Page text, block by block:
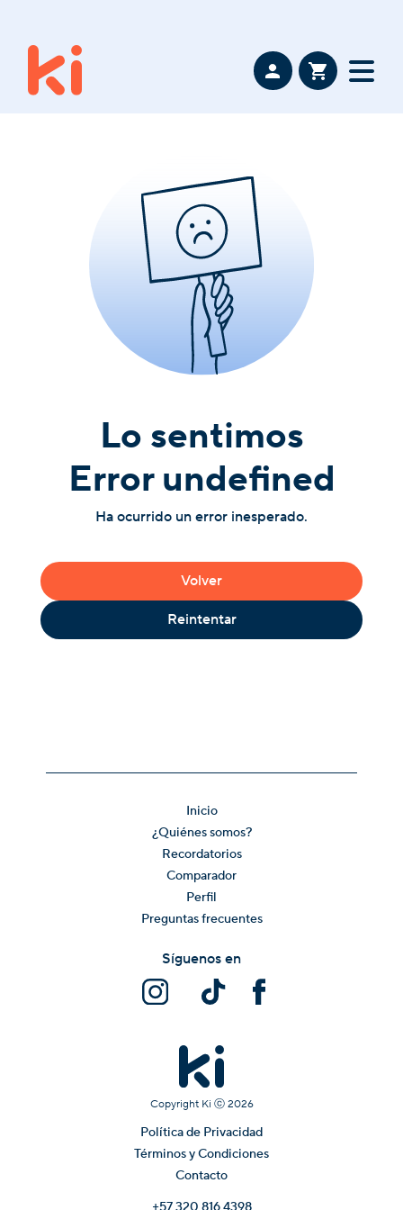
Lo sentimos
Error undefined
Ha ocurrido un error inesperado.
Volver
Reintentar
Inicio
¿Quiénes somos?
Recordatorios
Comparador
Perfil
Preguntas frecuentes
Copyright Ki ⓒ 2026
Política de Privacidad
Términos y Condiciones
Contacto
Síguenos en